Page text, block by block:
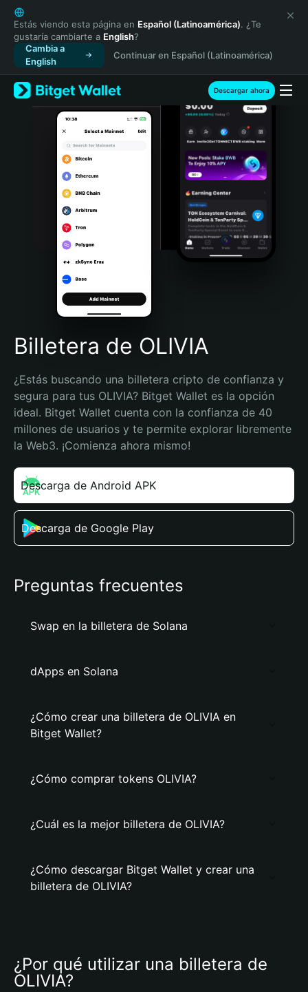
English
日本語
Tiếng Việt
Русский
Español (Latinoamérica)
Türkçe
Italiano
Português (Portugal)
Bahasa Indonesia
Português (Brasil)
Español (Argentina)
Estás viendo esta página en Español (Latinoamérica). ¿Te
gustaría cambiarte a English?
Cambia a
English
Continuar en Español (Latinoamérica)
Descargar ahora
Billetera de OLIVIA
¿Estás buscando una billetera cripto de confianza y
segura para tus OLIVIA? Bitget Wallet es la opción
ideal. Bitget Wallet cuenta con la confianza de 40
millones de usuarios y te permite explorar libremente
la Web3. ¡Comienza ahora mismo!
Descarga de Android APK
Descarga de Google Play
Preguntas frecuentes
Swap en la billetera de Solana
dApps en Solana
¿Cómo crear una billetera de OLIVIA en
Bitget Wallet?
¿Cómo comprar tokens OLIVIA?
¿Cuál es la mejor billetera de OLIVIA?
¿Cómo descargar Bitget Wallet y crear una
billetera de OLIVIA?
¿Por qué utilizar una billetera de
OLIVIA?